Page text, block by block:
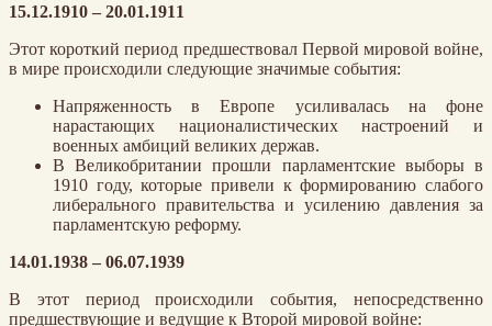
15.12.1910 – 20.01.1911
Этот короткий период предшествовал Первой мировой войне,
в мире происходили следующие значимые события:
Напряженность в Европе усиливалась на фоне
нарастающих националистических настроений и
военных амбиций великих держав.
В Великобритании прошли парламентские выборы в
1910 году, которые привели к формированию слабого
либерального правительства и усилению давления за
парламентскую реформу.
14.01.1938 – 06.07.1939
В этот период происходили события, непосредственно
предшествующие и ведущие к Второй мировой войне: